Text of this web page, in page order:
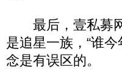
最后，壹私募网
是追星一族，“谁
念是有误区的。